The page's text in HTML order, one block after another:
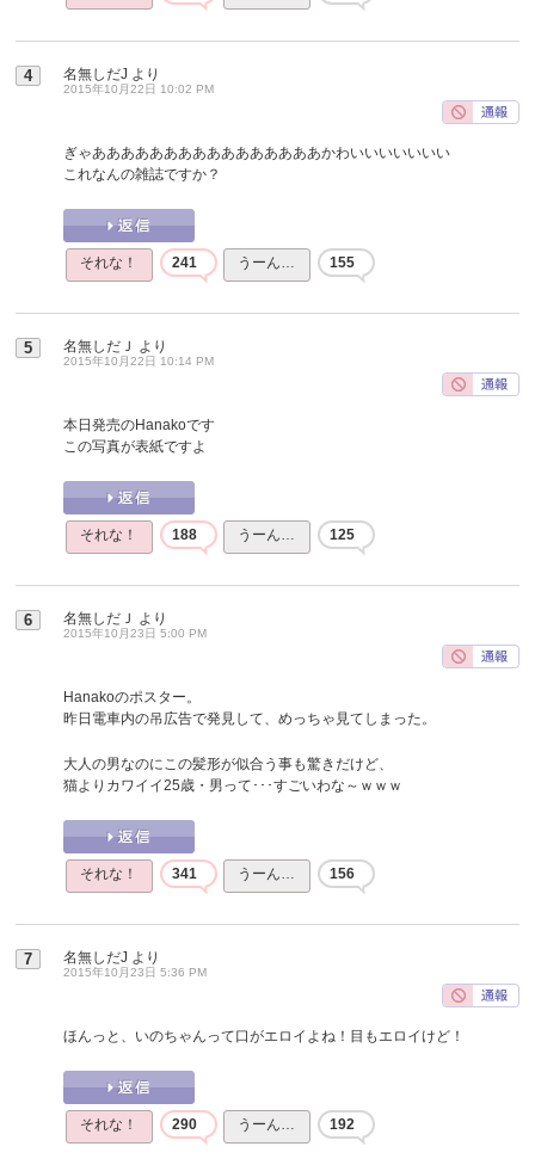
4 名無しだJ より
2015年10月22日 10:02 PM
ぎゃああああああああああああああああかわいいいいいいい
これなんの雑誌ですか？
それな！ 241 うーん… 155
5 名無しだＪ より
2015年10月22日 10:14 PM
本日発売のHanakoです
この写真が表紙ですよ
それな！ 188 うーん… 125
6 名無しだＪ より
2015年10月23日 5:00 PM
Hanakoのポスター。
昨日電車内の吊広告で発見して、めっちゃ見てしまった。
大人の男なのにこの髪形が似合う事も驚きだけど、
猫よりカワイイ25歳・男って･･･すごいわな～ｗｗｗ
それな！ 341 うーん… 156
7 名無しだJ より
2015年10月23日 5:36 PM
ほんっと、いのちゃんって口がエロイよね！目もエロイけど！
それな！ 290 うーん… 192